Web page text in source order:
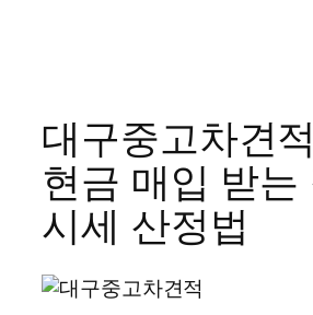
대구중고차견
현금 매입 받는
시세 산정법